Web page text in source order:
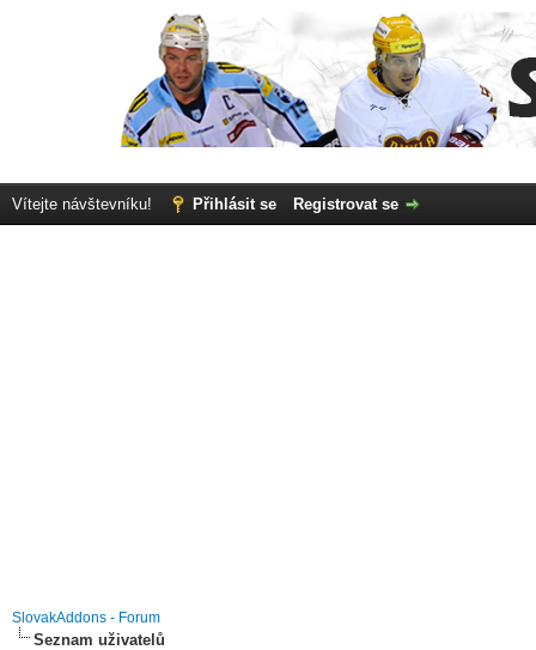
Vítejte návštevníku! Přihlásit se Registrovat se
SlovakAddons - Forum
Seznam uživatelů